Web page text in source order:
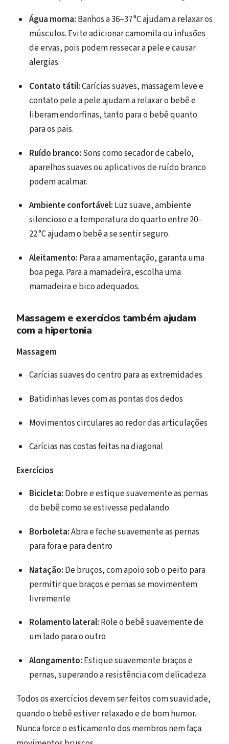
Água morna: Banhos a 36–37 °C ajudam a relaxar os
músculos. Evite adicionar camomila ou infusões
de ervas, pois podem ressecar a pele e causar
alergias.
Contato tátil:Carícias suaves, massagem leve e
contato pele a pele ajudam a relaxar o bebê e
liberam endorfinas, tanto para o bebê quanto
para os pais.
Ruído branco: Sons como secador de cabelo,
aparelhos suaves ou aplicativos de ruído branco
podem acalmar.
Ambiente confortável: Luz suave, ambiente
silencioso e a temperatura do quarto entre 20–
22 °C ajudam o bebê a se sentir seguro.
Aleitamento: Para a amamentação, garanta uma
boa pega. Para a mamadeira, escolha uma
mamadeira e bico adequados.
Massagem e exercícios também ajudam
com a hipertonia
Massagem
Carícias suaves do centro para as extremidades
Batidinhas leves com as pontas dos dedos
Movimentos circulares ao redor das articulações
Carícias nas costas feitas na diagonal
Exercícios
Bicicleta: Dobre e estique suavemente as pernas
do bebê como se estivesse pedalando
Borboleta:Abra e feche suavemente as pernas
para fora e para dentro
Natação: De bruços, com apoio sob o peito para
permitir que braços e pernas se movimentem
livremente
Rolamento lateral: Role o bebê suavemente de
um lado para o outro
Alongamento: Estique suavemente braços e
pernas, superando a resistência com delicadeza
Todos os exercícios devem ser feitos com suavidade,
quando o bebê estiver relaxado e de bom humor.
Nunca force o esticamento dos membros nem faça